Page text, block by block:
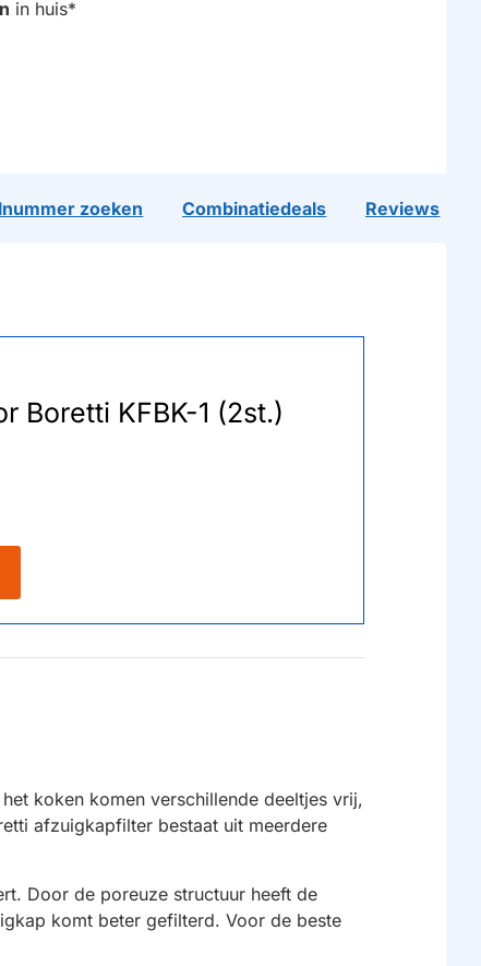
in huis*
zoeken Combinatiedeals Reviews
Boretti KFBK-1 (2st.)
koken komen verschillende deeltjes vrij,
afzuigkapfilter bestaat uit meerdere
Door de poreuze structuur heeft de
komt beter gefilterd. Voor de beste